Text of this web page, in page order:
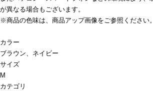
が異なる場合もございます。
※商品の色味は、商品アップ画像をご参照ください。
カラー
ブラウン、ネイビー
サイズ
M
カテゴリ